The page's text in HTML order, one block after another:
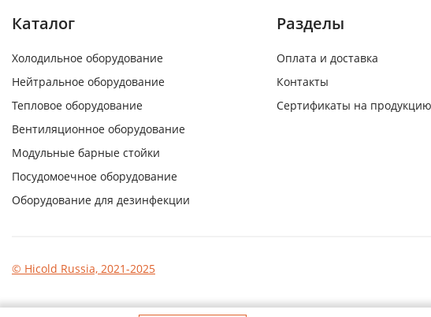
Каталог
Холодильное оборудование
Нейтральное оборудование
Тепловое оборудование
Вентиляционное оборудование
Модульные барные стойки
Посудомоечное оборудование
Оборудование для дезинфекции
Разделы
Оплата и доставка
Контакты
Сертификаты на продукцию
© Hicold Russia, 2021-2025